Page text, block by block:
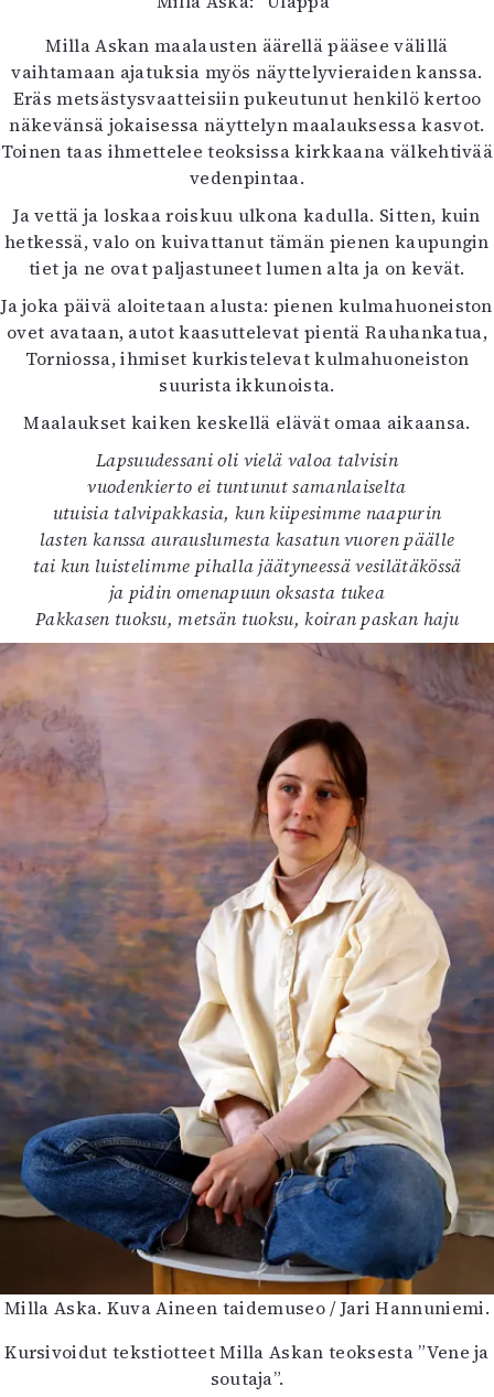
Milla Askan maalausten äärellä pääsee välillä
vaihtamaan ajatuksia myös näyttelyvieraiden kanssa.
Eräs metsästysvaatteisiin pukeutunut henkilö kertoo
näkevänsä jokaisessa näyttelyn maalauksessa kasvot.
Toinen taas ihmettelee teoksissa kirkkaana välkehtivää
vedenpintaa.
Ja vettä ja loskaa roiskuu ulkona kadulla. Sitten, kuin
hetkessä, valo on kuivattanut tämän pienen kaupungin
tiet ja ne ovat paljastuneet lumen alta ja on kevät.
Ja joka päivä aloitetaan alusta: pienen kulmahuoneiston
ovet avataan, autot kaasuttelevat pientä Rauhankatua,
Torniossa, ihmiset kurkistelevat kulmahuoneiston
suurista ikkunoista.
Maalaukset kaiken keskellä elävät omaa aikaansa.
Lapsuudessani oli vielä valoa talvisin
vuodenkierto ei tuntunut samanlaiselta
utuisia talvipakkasia, kun kiipesimme naapurin
lasten kanssa aurauslumesta kasatun vuoren päälle
tai kun luistelimme pihalla jäätyneessä vesilätäkössä
ja pidin omenapuun oksasta tukea
Pakkasen tuoksu, metsän tuoksu, koiran paskan haju
Milla Aska. Kuva Aineen taidemuseo / Jari Hannuniemi.
Kursivoidut tekstiotteet Milla Askan teoksesta ”Vene ja
soutaja”.